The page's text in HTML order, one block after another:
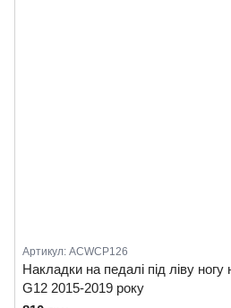
Артикул: ACWCP126
Накладки на педалі під ліву
G12 2015-2019 року